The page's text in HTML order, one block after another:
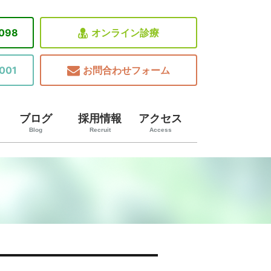
オンライン診療
お問合わせフォーム
ブログ
Blog
採用情報
Recruit
アクセス
Access